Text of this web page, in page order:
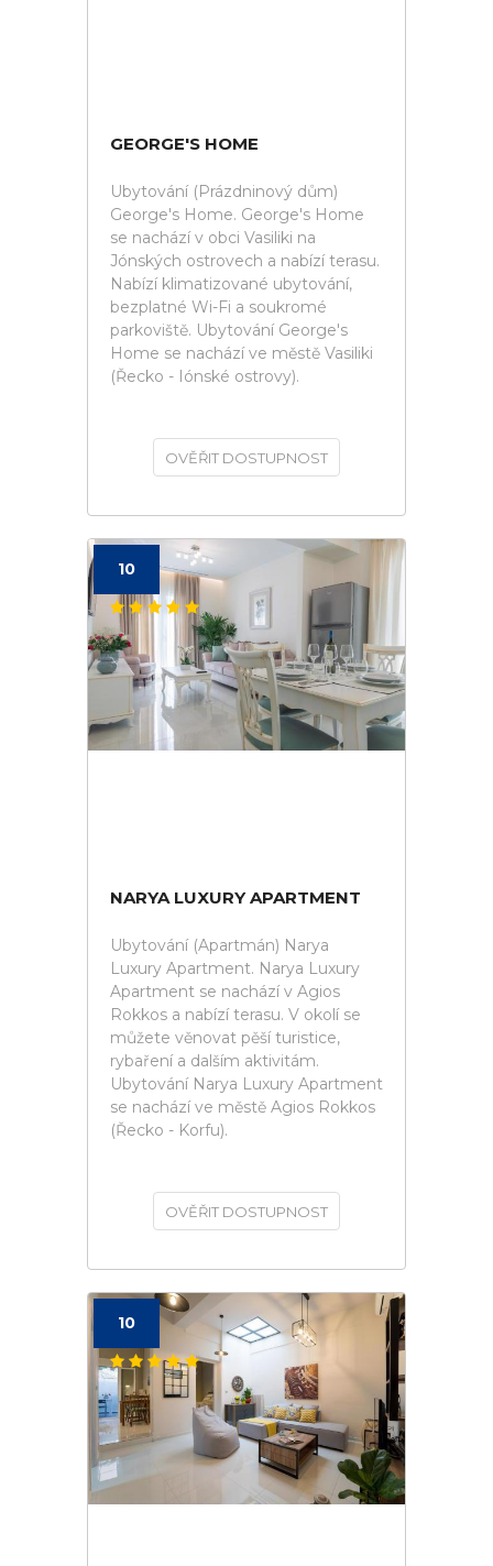
GEORGE'S HOME
Ubytování (Prázdninový dům)
George's Home. George's Home
se nachází v obci Vasiliki na
Jónských ostrovech a nabízí terasu.
Nabízí klimatizované ubytování,
bezplatné Wi-Fi a soukromé
parkoviště. Ubytování George's
Home se nachází ve městě Vasiliki
(Řecko - Iónské ostrovy).
OVĚŘIT DOSTUPNOST
10
NARYA LUXURY APARTMENT
Ubytování (Apartmán) Narya
Luxury Apartment. Narya Luxury
Apartment se nachází v Agios
Rokkos a nabízí terasu. V okolí se
můžete věnovat pěší turistice,
rybaření a dalším aktivitám.
Ubytování Narya Luxury Apartment
se nachází ve městě Agios Rokkos
(Řecko - Korfu).
OVĚŘIT DOSTUPNOST
10